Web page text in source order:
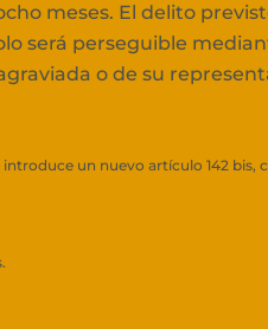
meses. El delito
será perseguible
o de su
introduce un nuevo artículo 142 bis,